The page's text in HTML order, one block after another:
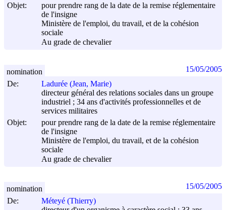
Objet:
pour prendre rang de la date de la remise réglementaire
de l'insigne
Ministère de l'emploi, du travail, et de la cohésion
sociale
Au grade de chevalier
De:
Ladurée (Jean, Marie)
directeur général des relations sociales dans un groupe
industriel ; 34 ans d'activités professionnelles et de
services militaires
Objet:
pour prendre rang de la date de la remise réglementaire
de l'insigne
Ministère de l'emploi, du travail, et de la cohésion
sociale
Au grade de chevalier
nomination 15/05/2005
De:
Méteyé (Thierry)
nomination 15/05/2005